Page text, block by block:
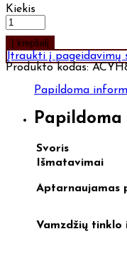
Kiekis
Į krepšelį
Įtraukti į pageidavimų
Produkto kodas:
Papildoma
Svoris
Išmatavimai
Aptarnaujamas
Vamzdžių tinklo